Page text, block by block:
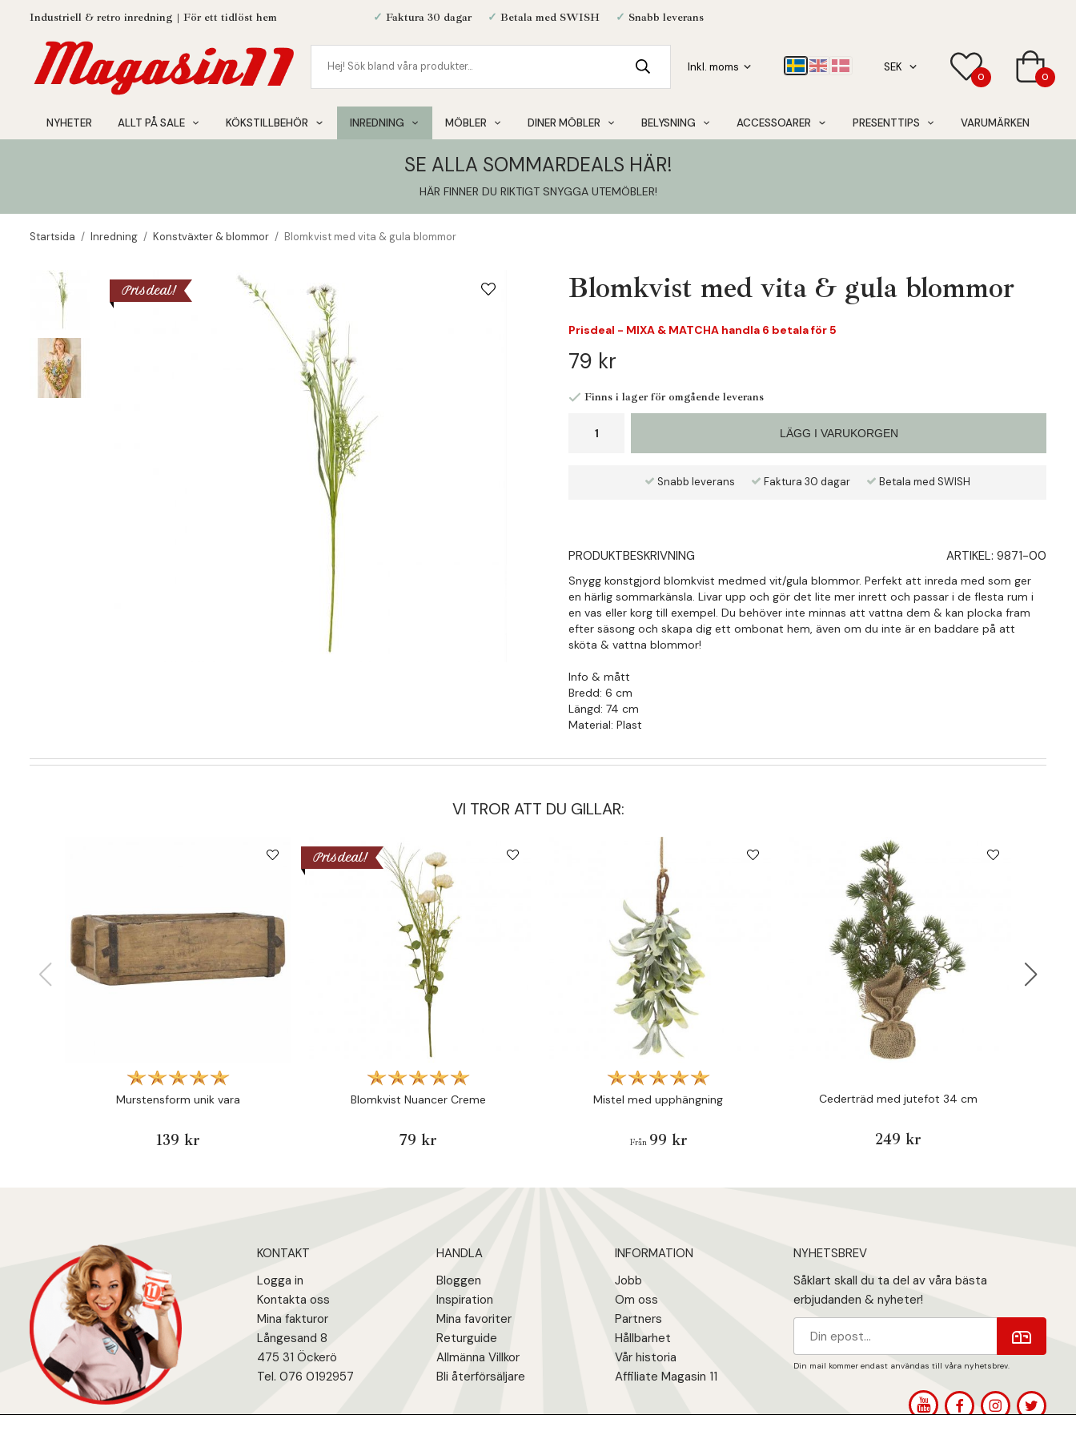
Industriell & retro inredning | För ett tidlöst hem ✓ Faktura 30 dagar ✓ Betala med SWISH ✓ Snabb leverans
0 0
NYHETER ALLT PÅ SALE KÖKSTILLBEHÖR INREDNING MÖBLER DINER MÖBLER BELYSNING ACCESSOARER PRESENTTIPS VARUMÄRKEN
SE ALLA SOMMARDEALS HÄR!
HÄR FINNER DU RIKTIGT SNYGGA UTEMÖBLER!
Startsida / Inredning / Konstväxter & blommor / Blomkvist med vita & gula blommor
Prisdeal! Blomkvist med vita & gula blommor
Prisdeal - MIXA & MATCHA handla 6 betala för 5
79 kr
Finns i lager för omgående leverans
LÄGG I VARUKORGEN
Snabb leverans Faktura 30 dagar Betala med SWISH
PRODUKTBESKRIVNING ARTIKEL: 9871-00
Snygg konstgjord blomkvist medmed vit/gula blommor. Perfekt att inreda med som ger
en härlig sommarkänsla. Livar upp och gör det lite mer inrett och passar i de flesta rum i
en vas eller korg till exempel. Du behöver inte minnas att vattna dem & kan plocka fram
efter säsong och skapa dig ett ombonat hem, även om du inte är en baddare på att
sköta & vattna blommor!
Info & mått
Bredd: 6 cm
Längd: 74 cm
Material: Plast
VI TROR ATT DU GILLAR:
Murstensform unik vara
139 kr
Prisdeal!
Blomkvist Nuancer Creme
79 kr
Mistel med upphängning
Från 99 kr
Cederträd med jutefot 34 cm
249 kr
KONTAKT
Logga in
Kontakta oss
Mina fakturor
Långesand 8
475 31 Öckerö
Tel. 076 0192957
HANDLA
Bloggen
Inspiration
Mina favoriter
Returguide
Allmänna Villkor
Bli återförsäljare
INFORMATION
Jobb
Om oss
Partners
Hållbarhet
Vår historia
Affiliate Magasin 11
NYHETSBREV
Såklart skall du ta del av våra bästa
erbjudanden & nyheter!
Din mail kommer endast användas till våra nyhetsbrev.